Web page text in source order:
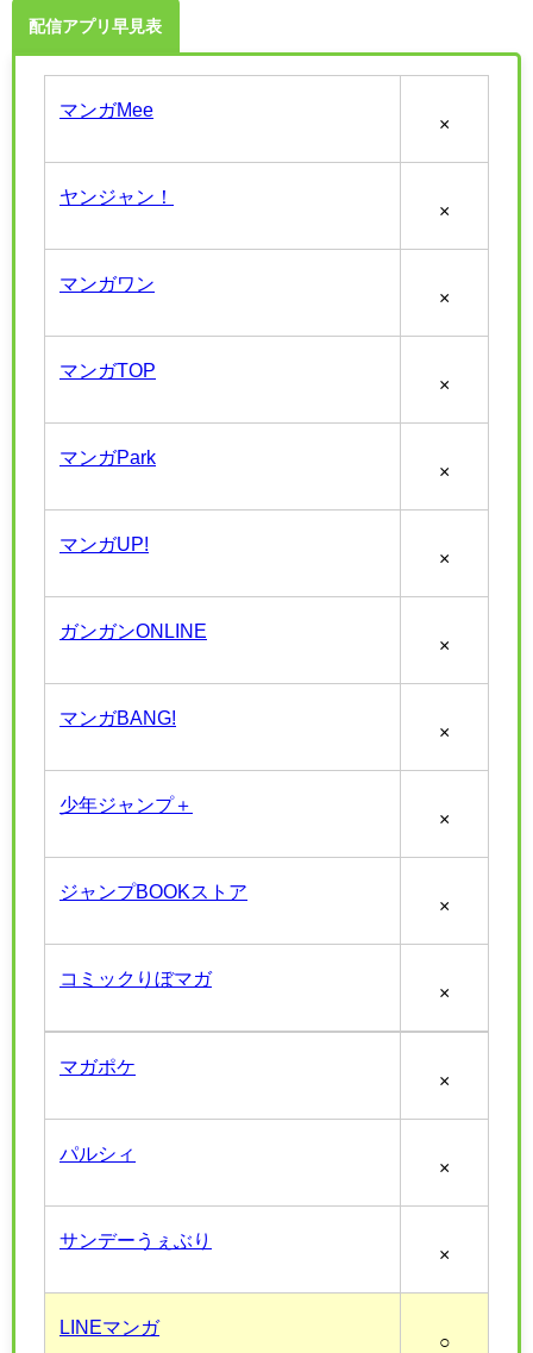
配信アプリ早見表
マンガMee
×
ヤンジャン！
×
マンガワン
×
マンガTOP
×
マンガPark
×
マンガUP!
×
ガンガンONLINE
×
マンガBANG!
×
少年ジャンプ＋
×
ジャンプBOOKストア
×
コミックりぼマガ
×
マガポケ
×
パルシィ
×
サンデーうぇぶり
×
LINEマンガ
○